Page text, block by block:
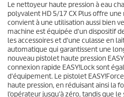
t
Le nettoyeur haute pression à eau
polyvalent HD 5/17 CX Plus offre
convient à une utilisation aussi bien
machine est équipée d'un dispositif
les accessoires et d'une culasse en
automatique qui garantissent une
nouveau pistolet haute pression
connexion rapide EASY!Locksont
d'équipement. Le pistolet EASY!Force
haute pression, en réduisant ainsi la
l’opérateur jusqu’à zéro, tandis que